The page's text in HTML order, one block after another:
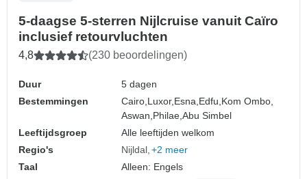
5-daagse 5-sterren Nijlcruise vanuit Caïro
inclusief retourvluchten
4,8 (230 beoordelingen)
Duur
5 dagen
Bestemmingen
Cairo,Luxor,Esna,Edfu,Kom Ombo,
Aswan,Philae,Abu Simbel
Leeftijdsgroep
Alle leeftijden welkom
Regio's
Nijldal +2 meer
Taal
Alleen: Engels